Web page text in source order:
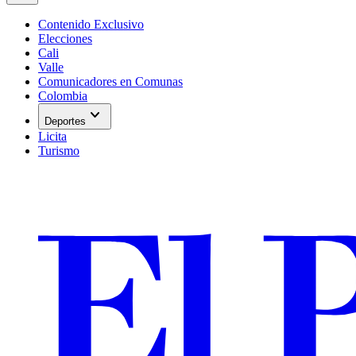
Contenido Exclusivo
Elecciones
Cali
Valle
Comunicadores en Comunas
Colombia
Deportes expand_more
Licita
Turismo